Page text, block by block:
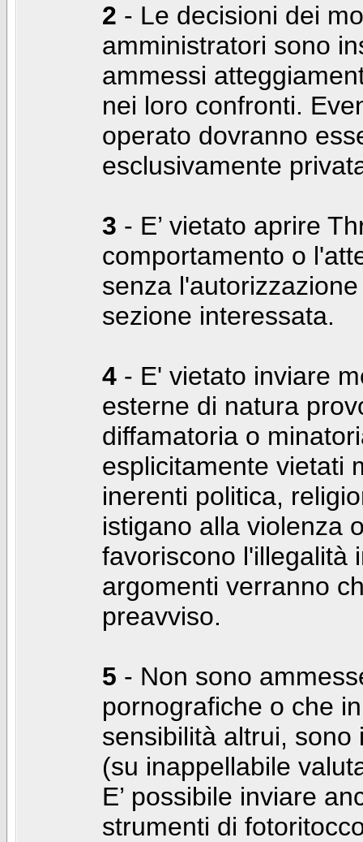
2 - Le decisioni dei
amministratori sono
ammessi
nei loro confronti.
operato dovranno
esclusivamente
3 - E’ vietato aprire
comportamento o
senza
sezione interessata.
4 - E' vietato inviare
esterne di natura
diffamatoria o
esplicitamente vietati
inerenti politica,
istigano alla violenza
favoriscono l'illegalità
argomenti verranno
preavviso.
5 - Non sono
pornografiche o che
sensibilità altrui,
(su inappellabile
E’ possibile inviare
strumenti di